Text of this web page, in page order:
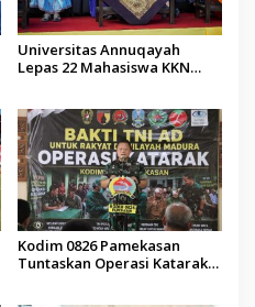
Universitas Annuqayah
Lepas 22 Mahasiswa KKN
Kodim 0826 Pamekasan
Tuntaskan Operasi Katarak